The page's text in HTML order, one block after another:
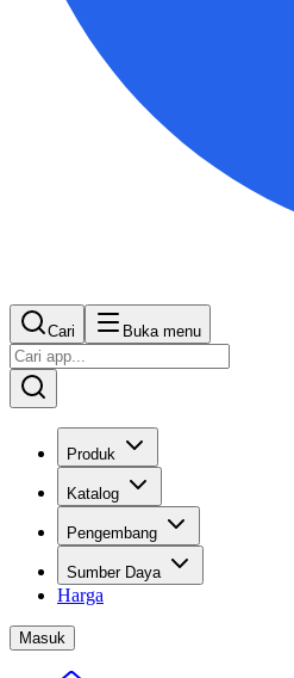
Cari Buka menu
Produk
Katalog
Pengembang
Sumber Daya
Harga
Masuk